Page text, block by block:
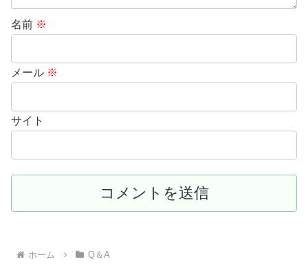
名前 ※
メール ※
サイト
ホーム Q＆A